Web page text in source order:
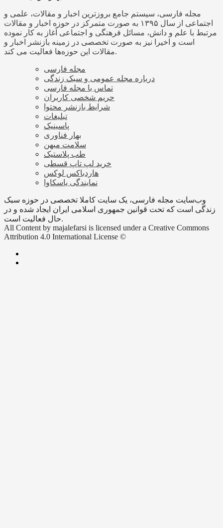
مجله فارسی، سیستم جامع بروزترین اخبار و مقالات، علمی و
اجتماعی از سال ۱۳۹۵ به صورت متمرکز در حوزه اخبار و مقالات
مرتبط با علم و دانش، مسائل فرهنگی و اجتماعی آغاز به کار نموده
است و اخیرا نیز به صورت تخصصی در زمینه بازنشر اخبار و
مقالات این حوزه‌ها فعالیت می کند.
مجله فارسی
درباره مجله عمومی و سبک زندگی
تماس با مجله فارسی
حریم شخصی کاربران
شرایط بازنشر محتوا
تبلیغات
پاسینیک
بهار فناوری
سلامت میهن
طب پلاستیک
خرید لپ تاپ قسطی
هاردباکس لوکس
نمایندگی یاسکاوا
وب‌سایت مجله فارسی، یک سایت کاملا تخصصی در حوزه سبک
زندگی است که تحت قوانین جمهوری اسلامی ایران ایجاد شده و در
حال فعالیت است.
All Content by majalefarsi is licensed under a Creative Commons
Attribution 4.0 International License ©️